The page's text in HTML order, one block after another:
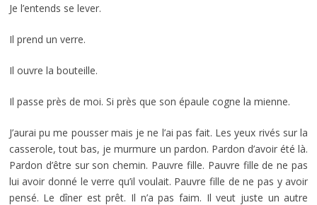
Je l’entends se lever.
Il prend un verre.
Il ouvre la bouteille.
Il passe près de moi. Si près que son épaule cogne la mienne.
J’aurai pu me pousser mais je ne l’ai pas fait. Les yeux rivés sur la
casserole, tout bas, je murmure un pardon. Pardon d’avoir été là.
Pardon d’être sur son chemin. Pauvre fille. Pauvre fille de ne pas
lui avoir donné le verre qu’il voulait. Pauvre fille de ne pas y avoir
pensé. Le dîner est prêt. Il n’a pas faim. Il veut juste un autre